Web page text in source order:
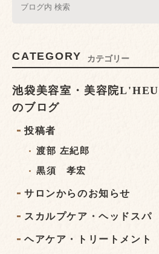
CATEGORY カテゴリー
池袋美容室・美容院
のブログ
投稿者
渡部 左紀郎
黒須 孝宏
サロンからのお知らせ
スカルプケア・ヘッドスパ
ヘアケア・トリートメント